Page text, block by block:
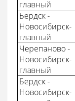
главный
Бердск -
Новосибирск-
главный
Черепаново -
Новосибирск-
главный
Бердск -
Новосибирск-